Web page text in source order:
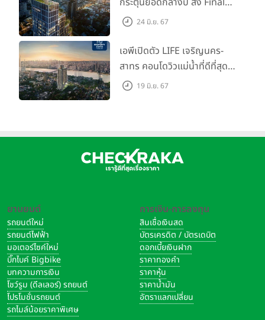
Call ห้องหลุดดาวน์ หั่นราคา
24 มิ.ย. 67
เอพีเปิดตัว LIFE เจริญนคร-
สาทร คอนโดวิวแม่น้ำที่ดีที่สุด
กับชีวิตที่เหนือกว่าในทุกมิติ
19 มิ.ย. 67
ยานยนต์
รถยนต์ใหม่
รถยนต์ไฟฟ้า
มอเตอร์ไซค์ใหม่
บิ๊กไบค์ Bigbike
บทความการเงิน
โชว์รูม (ดีลเลอร์) รถยนต์
โปรโมชั่นรถยนต์
รถไมล์น้อยราคาพิเศษ
การเงิน-การลงทุน
สินเชื่อเงินสด
บัตรเครดิต / บัตรเดบิต
ดอกเบี้ยเงินฝาก
ราคาทองคำ
ราคาหุ้น
ราคาน้ำมัน
อัตราแลกเปลี่ยน